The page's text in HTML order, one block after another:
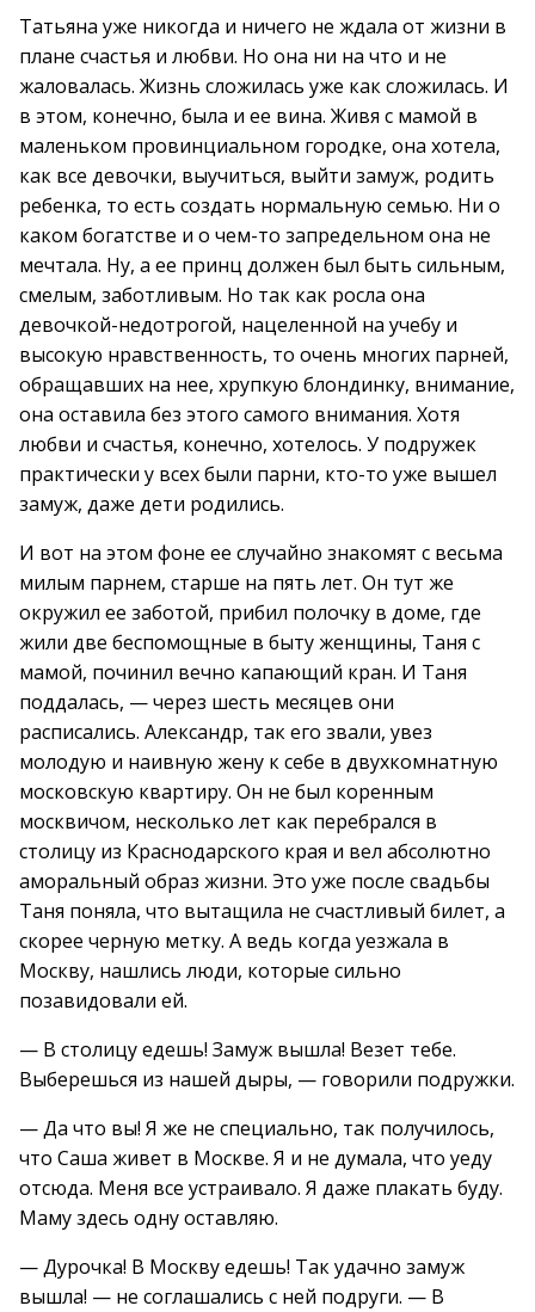
Татьяна уже никогда и ничего не ждала от жизни в
плане счастья и любви. Но она ни на что и не
жаловалась. Жизнь сложилась уже как сложилась. И
в этом, конечно, была и ее вина. Живя с мамой в
маленьком провинциальном городке, она хотела,
как все девочки, выучиться, выйти замуж, родить
ребенка, то есть создать нормальную семью. Ни о
каком богатстве и о чем-то запредельном она не
мечтала. Ну, а ее принц должен был быть сильным,
смелым, заботливым. Но так как росла она
девочкой-недотрогой, нацеленной на учебу и
высокую нравственность, то очень многих парней,
обращавших на нее, хрупкую блондинку, внимание,
она оставила без этого самого внимания. Хотя
любви и счастья, конечно, хотелось. У подружек
практически у всех были парни, кто-то уже вышел
замуж, даже дети родились.
И вот на этом фоне ее случайно знакомят с весьма
милым парнем, старше на пять лет. Он тут же
окружил ее заботой, прибил полочку в доме, где
жили две беспомощные в быту женщины, Таня с
мамой, починил вечно капающий кран. И Таня
поддалась, — через шесть месяцев они
расписались. Александр, так его звали, увез
молодую и наивную жену к себе в двухкомнатную
московскую квартиру. Он не был коренным
москвичом, несколько лет как перебрался в
столицу из Краснодарского края и вел абсолютно
аморальный образ жизни. Это уже после свадьбы
Таня поняла, что вытащила не счастливый билет, а
скорее черную метку. А ведь когда уезжала в
Москву, нашлись люди, которые сильно
позавидовали ей.
— В столицу едешь! Замуж вышла! Везет тебе.
Выберешься из нашей дыры, — говорили подружки.
— Да что вы! Я же не специально, так получилось,
что Саша живет в Москве. Я и не думала, что уеду
отсюда. Меня все устраивало. Я даже плакать буду.
Маму здесь одну оставляю.
— Дурочка! В Москву едешь! Так удачно замуж
вышла! — не соглашались с ней подруги. — В